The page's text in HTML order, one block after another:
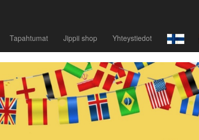
Tapahtumat Jippii shop Yhteystiedot